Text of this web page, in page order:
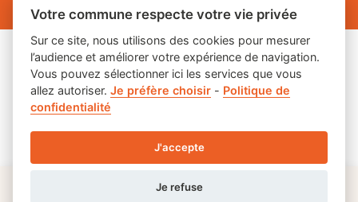
Les labels
Votre commune respecte votre vie privée
Sur ce site, nous utilisons des cookies pour mesurer
l’audience et améliorer votre expérience de navigation.
Vous pouvez sélectionner ici les services que vous
allez autoriser.Je préfère choisir - Politique de
confidentialité
J'accepte
Je refuse